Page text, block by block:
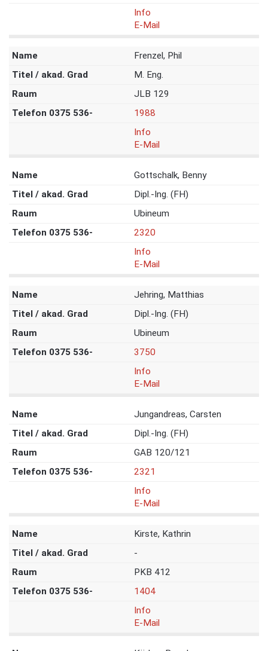
Info
E-Mail
Frenzel, Phil
M. Eng.
JLB 129
1988
Info
E-Mail
Gottschalk, Benny
Dipl.-Ing. (FH)
Ubineum
2320
Info
E-Mail
Jehring, Matthias
Dipl.-Ing. (FH)
Ubineum
3750
Info
E-Mail
Jungandreas, Carsten
Dipl.-Ing. (FH)
GAB 120/121
2321
Info
E-Mail
Kirste, Kathrin
-
PKB 412
1404
Info
E-Mail